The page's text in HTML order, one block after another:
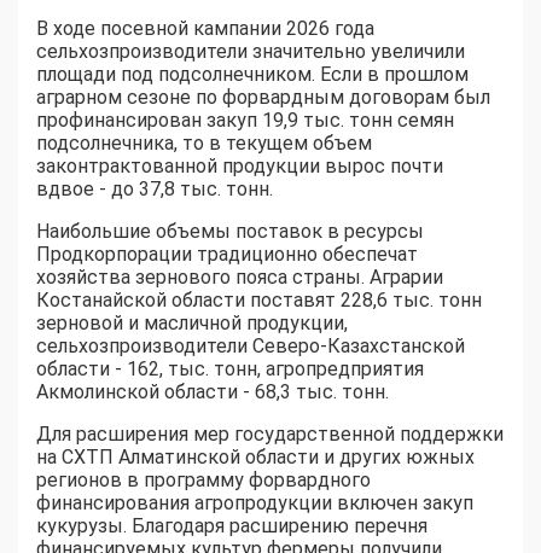
В ходе посевной кампании 2026 года
сельхозпроизводители значительно увеличили
площади под подсолнечником. Если в прошлом
аграрном сезоне по форвардным договорам был
профинансирован закуп 19,9 тыс. тонн семян
подсолнечника, то в текущем объем
законтрактованной продукции вырос почти
вдвое - до 37,8 тыс. тонн.
Наибольшие объемы поставок в ресурсы
Продкорпорации традиционно обеспечат
хозяйства зернового пояса страны. Аграрии
Костанайской области поставят 228,6 тыс. тонн
зерновой и масличной продукции,
сельхозпроизводители Северо-Казахстанской
области - 162, тыс. тонн, агропредприятия
Акмолинской области - 68,3 тыс. тонн.
Для расширения мер государственной поддержки
на СХТП Алматинской области и других южных
регионов в программу форвардного
финансирования агропродукции включен закуп
кукурузы. Благодаря расширению перечня